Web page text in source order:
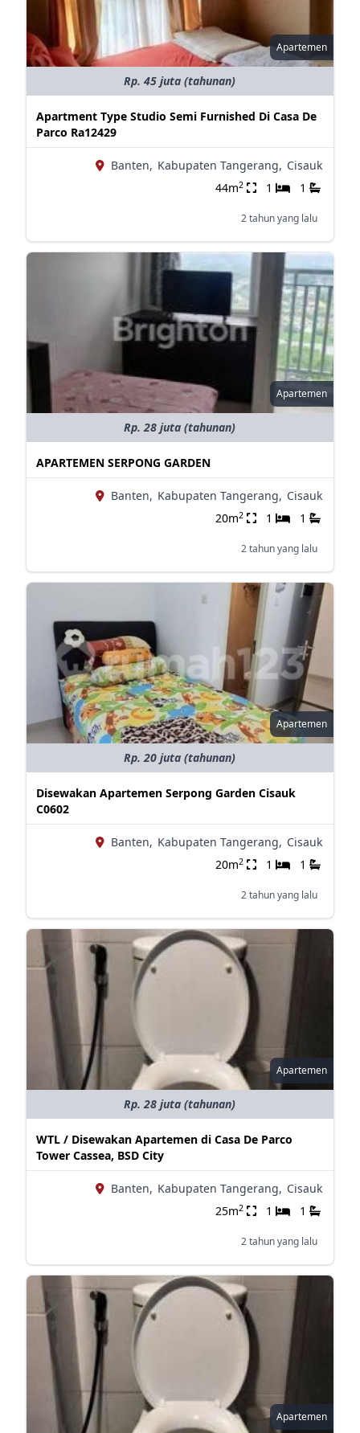
Apartemen
Rp. 45 juta (tahunan)
Apartment Type Studio Semi Furnished Di Casa De
Parco Ra12429
Banten, Kabupaten Tangerang, Cisauk
44m2 1 1
2 tahun yang lalu
Apartemen
Rp. 28 juta (tahunan)
APARTEMEN SERPONG GARDEN
Banten, Kabupaten Tangerang, Cisauk
20m2 1 1
2 tahun yang lalu
Apartemen
Rp. 20 juta (tahunan)
Disewakan Apartemen Serpong Garden Cisauk
C0602
Banten, Kabupaten Tangerang, Cisauk
20m2 1 1
2 tahun yang lalu
Apartemen
Rp. 28 juta (tahunan)
WTL / Disewakan Apartemen di Casa De Parco
Tower Cassea, BSD City
Banten, Kabupaten Tangerang, Cisauk
25m2 1 1
2 tahun yang lalu
Apartemen